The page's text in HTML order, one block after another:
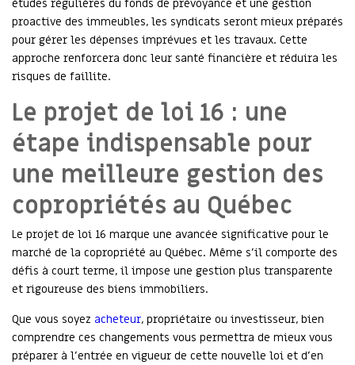
études régulières du fonds de prévoyance et une gestion
proactive des immeubles, les syndicats seront mieux préparés
pour gérer les dépenses imprévues et les travaux. Cette
approche renforcera donc leur santé financière et réduira les
risques de faillite.
Le projet de loi 16 : une
étape indispensable pour
une meilleure gestion des
copropriétés au Québec
Le projet de loi 16 marque une avancée significative pour le
marché de la copropriété au Québec. Même s’il comporte des
défis à court terme, il impose une gestion plus transparente
et rigoureuse des biens immobiliers.
Que vous soyez acheteur, propriétaire ou investisseur, bien
comprendre ces changements vous permettra de mieux vous
préparer à l’entrée en vigueur de cette nouvelle loi et d’en